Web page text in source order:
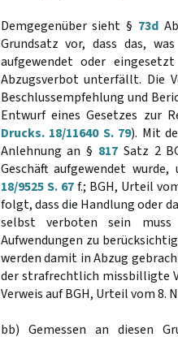
Demgegenüber sieht § 73d
Grundsatz vor, dass das,
aufgewendet oder
Abzugsverbot unterfällt. Die
Beschlussempfehlung und
Entwurf eines Gesetzes zur
Drucks. 18/11640 S. 79). Mit
Anlehnung an § 817Satz 2
Geschäft aufgewendet
18/9525 S. 67f.; BGH, Urteil
folgt, dass die Handlung oder
selbst verboten sein muss
Aufwendungen zu
werden damit in Abzug
der strafrechtlich missbilligte
Verweis auf BGH, Urteil vom 8.
bb) Gemessen an diesen